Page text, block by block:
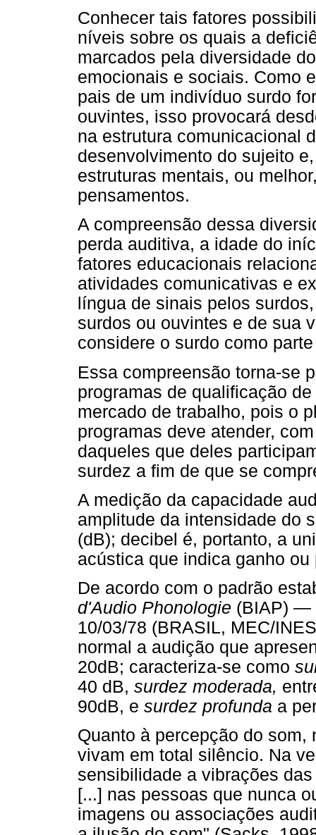
Conhecer tais fatores
níveis sobre os quais a
marcados pela diversidade
emocionais e sociais. Como
pais de um indivíduo surdo
ouvintes, isso provocará
na estrutura comunicacional
desenvolvimento do sujeito
estruturas mentais, ou
pensamentos.
A compreensão dessa
perda auditiva, a idade do
fatores educacionais
atividades comunicativas e
língua de sinais pelos
surdos ou ouvintes e de sua
considere o surdo como
Essa compreensão torna-se
programas de qualificação
mercado de trabalho, pois o
programas deve atender,
daqueles que deles
surdez a fim de que se
A medição da capacidade
amplitude da intensidade do
(dB); decibel é, portanto, a
acústica que indica ganho
De acordo com o padrão
d'Audio Phonologie (BIAP) —
10/03/78 (BRASIL, MEC/
normal a audição que
20dB; caracteriza-se como
40 dB, surdez moderada,
90dB, e surdez profunda a
Quanto à percepção do
vivam em total silêncio. Na
sensibilidade a vibrações
[...] nas pessoas que nunca
imagens ou associações